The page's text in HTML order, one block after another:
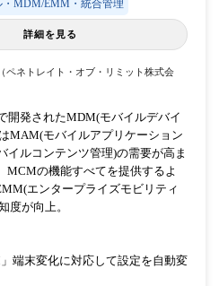
MDM/EMM・統合管理
詳細を見る
（ペネトレイト・オブ・リミット株式会
開発されたMDM(モバイルデバイ
MAM(モバイルアプリケーション
イルコンテンツ管理)の需要が高ま
MCMの機能すべてを提供するよ
エンタープライズモビリティ
度が向上。
端末変化に対応して設定を自動変